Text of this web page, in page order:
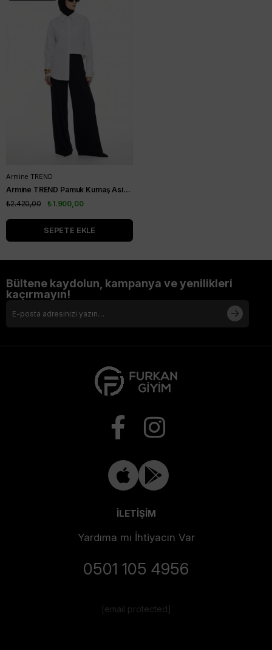
Armine TREND
Armine TREND Pamuk Kumaş Asimetrik Gömlek Ekru 25KT304
₺1.900,00
₺2.420,00
SEPETE EKLE
Bültene kaydolun, kampanya ve yenilikleri
kaçırmayın!
İLETİŞİM
Yardıma mı İhtiyacın Var
0501 105 4956
[email protected]